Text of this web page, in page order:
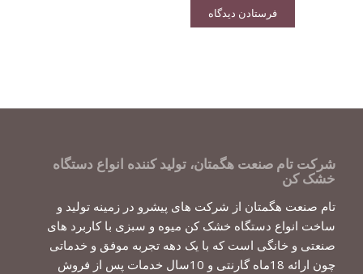
شرکت تام صنعت هگمتان، تولید کننده انواع دستگاه
خشک کن
تام صنعت هگمتان از شرکت های پیشرو در زمینه تولید و
ساخت انواع دستگاه خشک کن میوه و سبزی با کاربرد های
صنعتی و خانگی است که با یک دهه تجربه موفق و خدماتی
چون ارائه 18ماه گارنتی و 10سال خدمات پس از فروش